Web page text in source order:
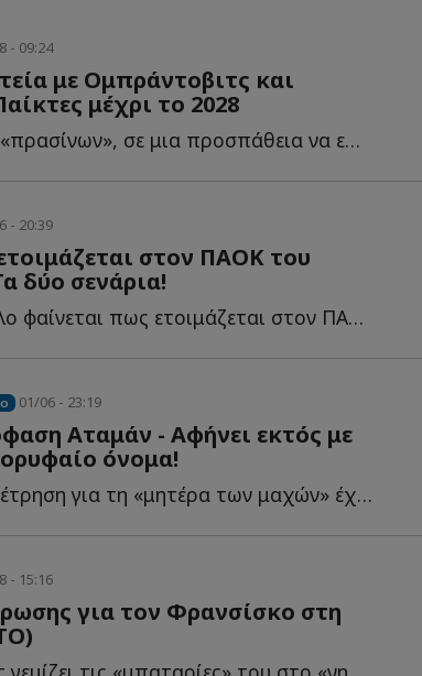
- 09:24
με Ομπράντοβιτς και
μέχρι το 2028
Η διοίκηση των «πρασίνων», σε μια προσπάθεια να επαναφέρει τ...
- 20:39
στον ΠΑΟΚ του
δύο σενάρια!
Κάτι πολύ μεγάλο φαίνεται πως ετοιμάζεται στον ΠΑΟΚ τ...
01/06 - 23:19
Αταμάν - Αφήνει εκτός με
όνομα!
Η αντίστροφη μέτρηση για τη «μητέρα των μαχών» έχει ξ...
- 15:16
για τον Φρανσίσκο στη